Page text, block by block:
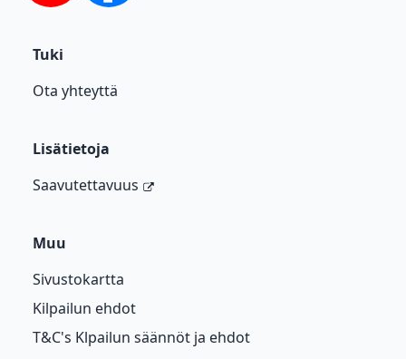
Tuki
Ota yhteyttä
Lisätietoja
Saavutettavuus
Muu
Sivustokartta
Kilpailun ehdot
T&C's Klpailun säännöt ja ehdot